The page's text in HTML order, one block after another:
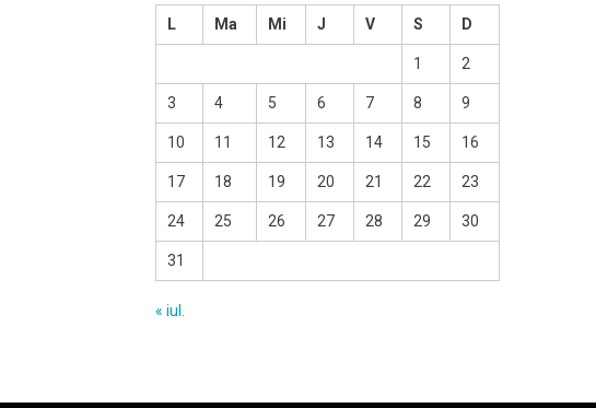
L
Ma Mi J V S D
1 2
3 4 5 6 7 8 9
10 11 12 13 14 15 16
17 18 19 20 21 22 23
24 25 26 27 28 29 30
31
« iul.